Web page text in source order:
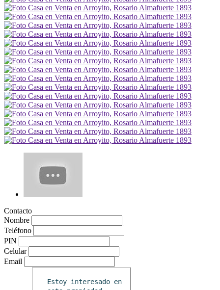
Contacto
Nombre
Teléfono
PIN
Celular
Email